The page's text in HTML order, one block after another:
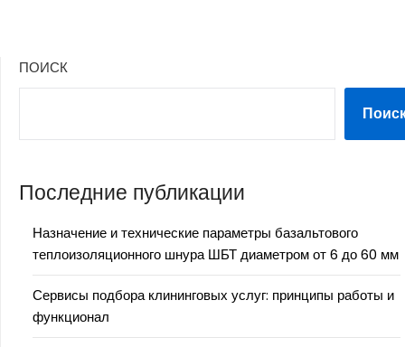
ПОИСК
Последние публикации
Назначение и технические параметры базальтового
теплоизоляционного шнура ШБТ диаметром от 6 до 60 мм
Сервисы подбора клининговых услуг: принципы работы и
функционал